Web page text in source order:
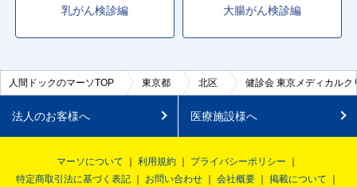
乳がん検診編 大腸がん検診編
人間ドックのマーソTOP 東京都 北区 健診会 東京メディカルク
法人のお客様へ 医療施設様へ
マーソについて 利用規約
プライバシーポリシー
特定商取引法に基づく表記
お問い合わせ 会社概要
掲載について